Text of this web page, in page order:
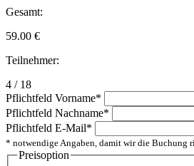
Gesamt:
59.00 €
Teilnehmer:
4 / 18
Pflichtfeld Vorname*
Pflichtfeld Nachname*
Pflichtfeld E-Mail*
* notwendige Angaben, damit wir die Buchung
Preisoption